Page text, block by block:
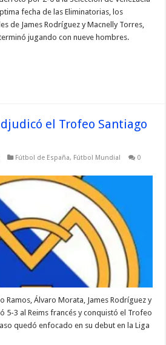
fecha de las Eliminatorias, los
de James Rodríguez y Macnelly Torres,
jugando con nueve hombres.
el Trofeo Santiago
Fútbol de España, Fútbol Mundial
0
Ramos, Álvaro Morata, James Rodríguez y
5-3 al Reims francés y conquistó el Trofeo
quedó enfocado en su debut en la Liga